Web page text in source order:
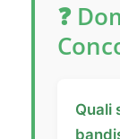
❓
Quali